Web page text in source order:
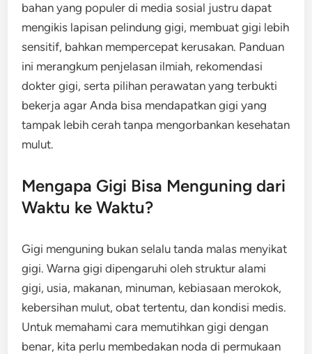
bahan yang populer di media sosial justru dapat
mengikis lapisan pelindung gigi, membuat gigi lebih
sensitif, bahkan mempercepat kerusakan. Panduan
ini merangkum penjelasan ilmiah, rekomendasi
dokter gigi, serta pilihan perawatan yang terbukti
bekerja agar Anda bisa mendapatkan gigi yang
tampak lebih cerah tanpa mengorbankan kesehatan
mulut.
Mengapa Gigi Bisa Menguning dari
Waktu ke Waktu?
Gigi menguning bukan selalu tanda malas menyikat
gigi. Warna gigi dipengaruhi oleh struktur alami
gigi, usia, makanan, minuman, kebiasaan merokok,
kebersihan mulut, obat tertentu, dan kondisi medis.
Untuk memahami cara memutihkan gigi dengan
benar, kita perlu membedakan noda di permukaan